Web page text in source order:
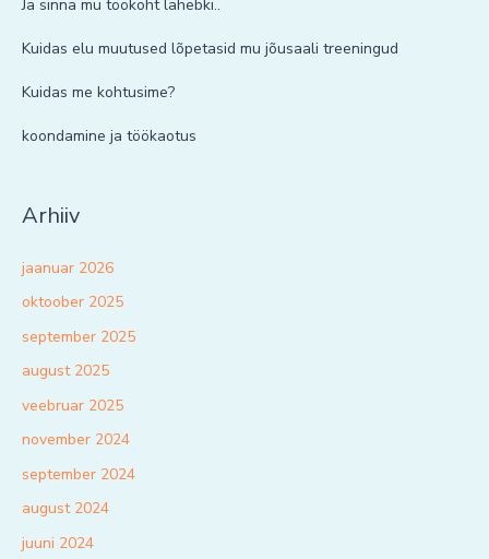
Ja sinna mu töökoht lähebki..
Kuidas elu muutused lõpetasid mu jõusaali treeningud
Kuidas me kohtusime?
koondamine ja töökaotus
Arhiiv
jaanuar 2026
oktoober 2025
september 2025
august 2025
veebruar 2025
november 2024
september 2024
august 2024
juuni 2024